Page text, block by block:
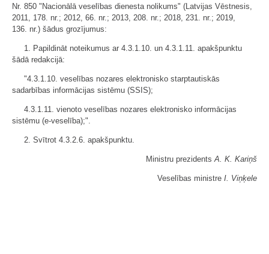
Nr. 850 "Nacionālā veselības dienesta nolikums" (Latvijas Vēstnesis,
2011, 178. nr.; 2012, 66. nr.; 2013, 208. nr.; 2018, 231. nr.; 2019,
136. nr.) šādus grozījumus:
1. Papildināt noteikumus ar 4.3.1.10. un 4.3.1.11. apakšpunktu
šādā redakcijā:
"4.3.1.10. veselības nozares elektronisko starptautiskās
sadarbības informācijas sistēmu (SSIS);
4.3.1.11. vienoto veselības nozares elektronisko informācijas
sistēmu (e-veselība);".
2. Svītrot 4.3.2.6. apakšpunktu.
Ministru prezidentsA. K. Kariņš
Veselības ministre I. Viņķele